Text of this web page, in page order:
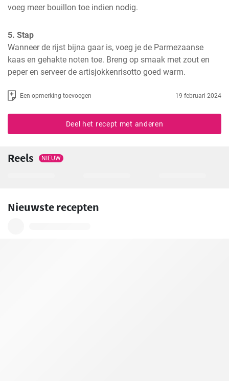
voeg meer bouillon toe indien nodig.
5. Stap
Wanneer de rijst bijna gaar is, voeg je de Parmezaanse
kaas en gehakte noten toe. Breng op smaak met zout en
peper en serveer de artisjokkenrisotto goed warm.
Een opmerking toevoegen 19 februari 2024
Deel het recept met anderen
Reels NIEUW
Nieuwste recepten